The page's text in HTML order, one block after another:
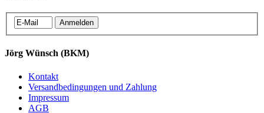
Jörg Wünsch (BKM)
Kontakt
Versandbedingungen und Zahlung
Impressum
AGB